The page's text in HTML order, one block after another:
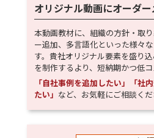
オリジナル動画にオーダー
本動画教材に、組織の方針・取
ー追加、多言語化といった様々
す。貴社オリジナル要素を盛り
を制作するより、短納期かつ低コ
「自社事例を追加したい」「社
たい」 など、お気軽にご相談くだ